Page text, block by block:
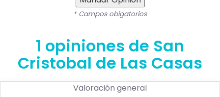
* Campos obigatorios
1 opiniones de San
Cristobal de Las Casas
Valoración general